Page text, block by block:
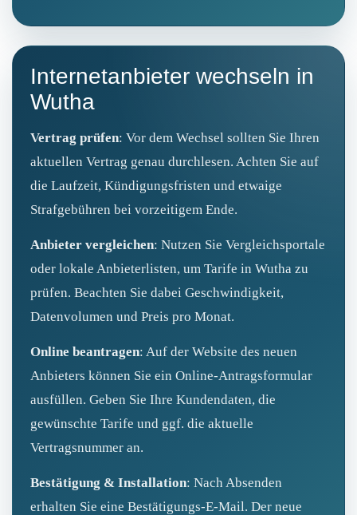
Internetanbieter wechseln in
Wutha
Vertrag prüfen: Vor dem Wechsel sollten Sie Ihren
aktuellen Vertrag genau durchlesen. Achten Sie auf
die Laufzeit, Kündigungsfristen und etwaige
Strafgebühren bei vorzeitigem Ende.
Anbieter vergleichen: Nutzen Sie Vergleichsportale
oder lokale Anbieterlisten, um Tarife in Wutha zu
prüfen. Beachten Sie dabei Geschwindigkeit,
Datenvolumen und Preis pro Monat.
Online beantragen: Auf der Website des neuen
Anbieters können Sie ein Online‑Antragsformular
ausfüllen. Geben Sie Ihre Kundendaten, die
gewünschte Tarife und ggf. die aktuelle
Vertragsnummer an.
Bestätigung & Installation: Nach Absenden
erhalten Sie eine Bestätigungs‑E‑Mail. Der neue